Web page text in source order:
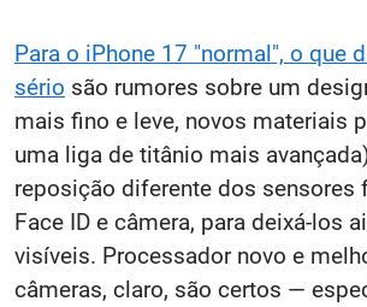
Para o iPhone 17 "normal", o que
sério são rumores sobre um
mais fino e leve, novos materiais
uma liga de titânio mais
reposição diferente dos sensores
Face ID e câmera, para deixá-los
visíveis. Processador novo e
câmeras, claro, são certos —